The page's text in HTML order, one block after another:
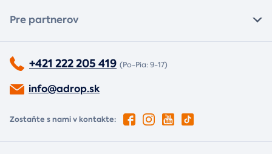
Pre partnerov
+421 222 205 419 (Po-Pia: 9-17)
info@adrop.sk
Zostaňte s nami v kontakte: